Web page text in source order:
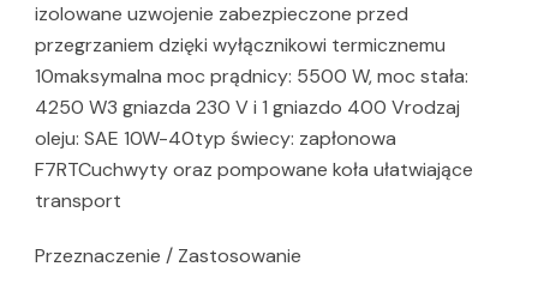
izolowane uzwojenie zabezpieczone przed
przegrzaniem dzięki wyłącznikowi termicznemu
10maksymalna moc prądnicy: 5500 W, moc stała:
4250 W3 gniazda 230 V i 1 gniazdo 400 Vrodzaj
oleju: SAE 10W-40typ świecy: zapłonowa
F7RTCuchwyty oraz pompowane koła ułatwiające
transport
Przeznaczenie / Zastosowanie